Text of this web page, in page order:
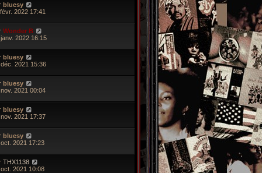
bluesy
2022 17:41
Wonder B
2022 16:15
bluesy
2021 15:36
bluesy
2021 00:04
bluesy
2021 17:37
bluesy
2021 17:23
THX1138
2021 10:08